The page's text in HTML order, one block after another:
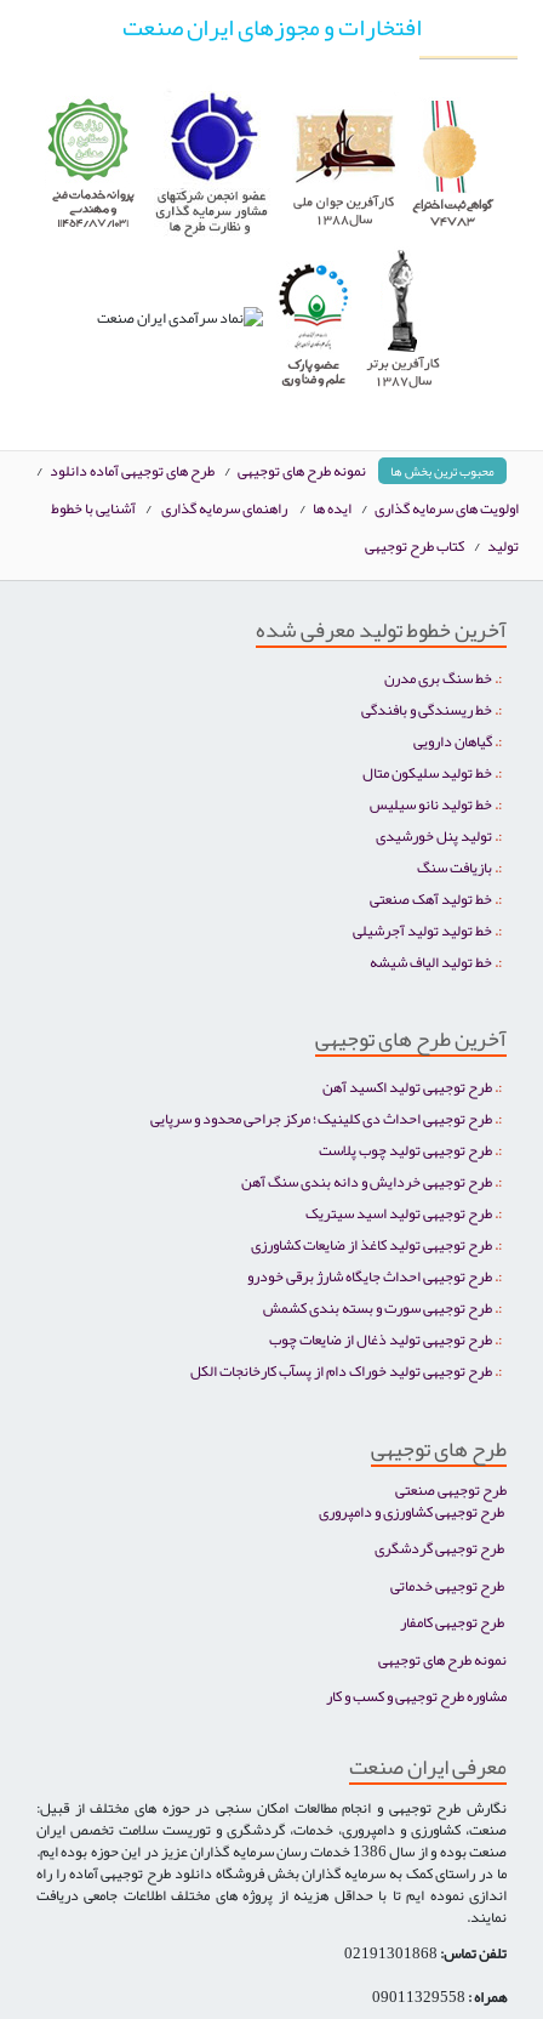
افتخارات و مجوزهای ایران صنعت
محبوب ترین بخش ها نمونه طرح های توجیهی / طرح های توجیهی آماده دانلود /
اولویت های سرمایه گذاری / ایده ها / راهنمای سرمایه گذاری / آشنایی با خطوط
تولید / کتاب طرح توجیهی
آخرین خطوط تولید معرفی شده
خط سنگ بری مدرن
خط ریسندگی و بافندگی
گیاهان دارویی
خط تولید سلیکون متال
خط تولید نانو سیلیس
تولید پنل خورشیدی
بازیافت سنگ
خط تولید آهک صنعتی
خط تولید تولید آجرشیلی
خط تولید الیاف شیشه
آخرین طرح های توجیهی
طرح توجیهی تولید اکسید آهن
طرح توجیهی احداث دی کلینیک؛ مرکز جراحی محدود و سرپایی
طرح توجیهی تولید چوب پلاست
طرح توجیهی خردایش و دانه بندی سنگ آهن
طرح توجیهی تولید اسید سیتریک
طرح توجیهی تولید کاغذ از ضایعات کشاورزی
طرح توجیهی احداث جایگاه شارژ برقی خودرو
طرح توجیهی سورت و بسته بندی کشمش
طرح توجیهی تولید ذغال از ضایعات چوب
طرح توجیهی تولید خوراک دام از پسآب کارخانجات الکل
طرح های توجیهی
طرح توجیهی صنعتی
طرح توجیهی کشاورزی و دامپروری
طرح توجیهی گردشگری
طرح توجیهی خدماتی
طرح توجیهی کامفار
نمونه طرح های توجیهی
مشاوره طرح توجیهی و کسب و کار
معرفی ایران صنعت
نگارش طرح توجیهی و انجام مطالعات امکان سنجی در حوزه های مختلف از قبیل:
صنعت، کشاورزی و دامپروری، خدمات، گردشگری و توریست سلامت تخصص ایران
صنعت بوده و از سال 1386 خدمات رسان سرمایه گذاران عزیز در این حوزه بوده ایم.
ما در راستای کمک به سرمایه گذاران بخش فروشگاه دانلود طرح توجیهی آماده را راه
اندازی نموده ایم تا با حداقل هزینه از پروژه های مختلف اطلاعات جامعی دریافت
نمایند.
تلفن تماس:
همراه :